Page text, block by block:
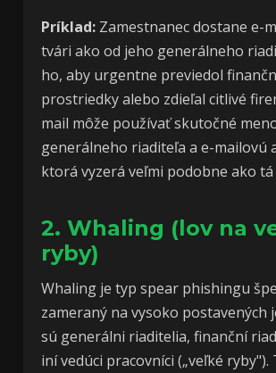
Príklad: Zamestnanec dostane e-
tvári ako od jeho generálneho
ho, aby urgentne previedol
prostriedky alebo zdieľal citlivé
mail môže používať skutočné
generálneho riaditeľa a e-mailovú
ktorá vyzerá veľmi podobne ako
2. Whaling (lov na
ryby)
Whaling je typ spear phishingu
zameraný na vysoko postavených
sú generálni riaditelia, finanční
iní vedúci pracovníci („veľké